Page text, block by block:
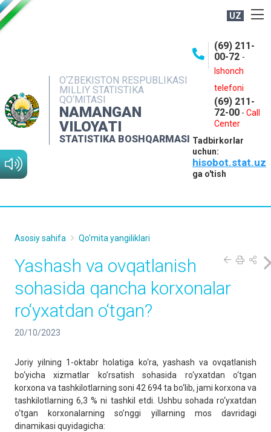
UZ
O‘ZBEKISTON RESPUBLIKASI
MILLIY STATISTIKA
QO‘MITASI
NAMANGAN
VILOYATI
STATISTIKA BOSHQARMASI
(69) 211-
00-72 -
Ishonch
telefoni
(69) 211-
72-00 - Call
Center
Tadbirkorlar
uchun:
hisobot.stat.uz
ga o'tish
NASHRLAR
INTERAKTIV XIZMATLAR
MATBUOT XIZMATI
MUROJAATLAR
Asosiy sahifa Qo'mita yangiliklari
Yashash va ovqatlanish
sohasida qancha korxonalar
ro‘yxatdan o‘tgan?
20/10/2023
Joriy yilning 1-oktabr holatiga ko‘ra, yashash va ovqatlanish
bo‘yicha xizmatlar ko’rsatish sohasida ro‘yxatdan o‘tgan
korxona va tashkilotlarning soni 42 694 ta bo‘lib, jami korxona va
tashkilotlarning 6,3 % ni tashkil etdi. Ushbu sohada ro‘yxatdan
o‘tgan korxonalarning so’nggi yillarning mos davridagi
dinamikasi quyidagicha: